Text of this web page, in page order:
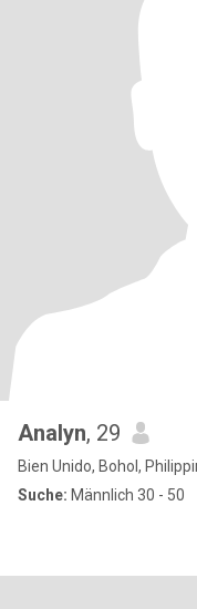
Analyn, 29
Bien Unido, Bohol,
Suche: Männlich 30 - 50